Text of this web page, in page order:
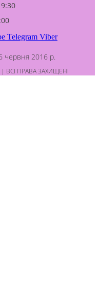
Telegram Viber
червня 2016 р.
ВСІ ПРАВА ЗАХИЩЕНІ